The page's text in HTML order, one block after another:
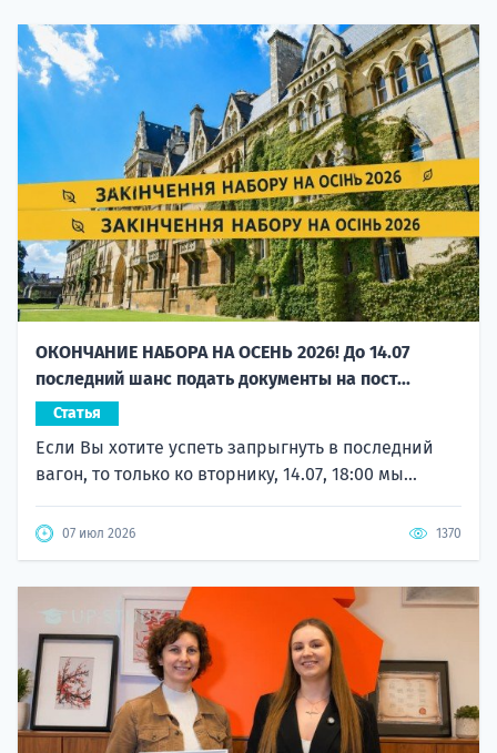
ОКОНЧАНИЕ НАБОРА НА ОСЕНЬ 2026! До 14.07
последний шанс подать документы на пост...
Статья
Если Вы хотите успеть запрыгнуть в последний
вагон, то только ко вторнику, 14.07, 18:00 мы...
07 июл 2026 1370